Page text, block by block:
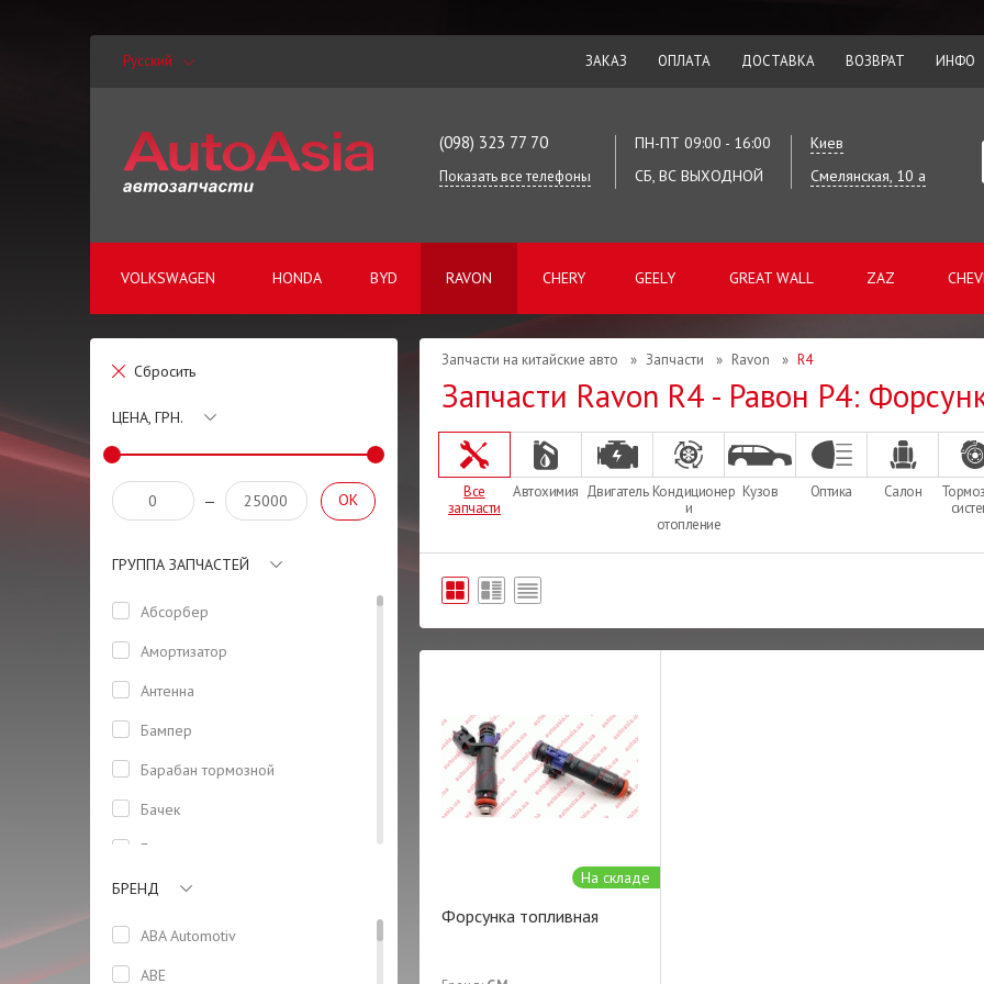
Русский ЗАКАЗ ОПЛАТА ДОСТАВКА ВОЗВРАТ ИНФО
(098) 323 77 70
Показать все телефоны
ПН-ПТ 09:00 - 16:00
СБ, ВС ВЫХОДНОЙ
Киев
Смелянская, 10 а
VOLKSWAGEN HONDA BYD RAVON CHERY GEELY GREAT WALL ZAZ
Сбросить
ЦЕНА, ГРН.
— OK
ГРУППА ЗАПЧАСТЕЙ
Абсорбер
Амортизатор
Антенна
Бампер
Барабан тормозной
Бачек
Боковая панель кузова
Болт
Болт ГБЦ
Вентилятор
БРЕНД
ABA Automotiv
ABE
Запчасти на китайские авто » Запчасти » Ravon » R4
Запчасти Ravon R4 - Равон Р4:
Все
запчасти
Автохимия Двигатель Кондиционер
и
отопление
Кузов Оптика Салон
На складе
Форсунка топливная